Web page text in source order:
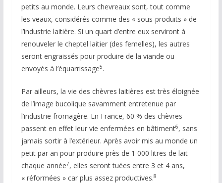
petits au monde. Leurs chevreaux sont, tout comme
les veaux, considérés comme des « sous-produits » de
l’industrie laitière. Si un quart d’entre eux serviront à
renouveler le cheptel laitier (des femelles), les autres
seront engraissés pour produire de la viande ou
envoyés à l’équarrissage5.
Par ailleurs, la vie des chèvres laitières est très éloignée
de l’image bucolique savamment entretenue par
l’industrie fromagère. En France, 60 % des chèvres
passent en effet leur vie enfermées en bâtiment6, sans
jamais sortir à l’extérieur. Après avoir mis au monde un
petit par an pour produire près de 1 000 litres de lait
chaque année7, elles seront tuées entre 3 et 4 ans,
« réformées » car plus assez productives.8